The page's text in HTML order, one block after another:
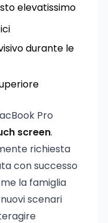
elevatissimo
durante le
Pro
screen.
richiesta
con successo
la famiglia
scenari